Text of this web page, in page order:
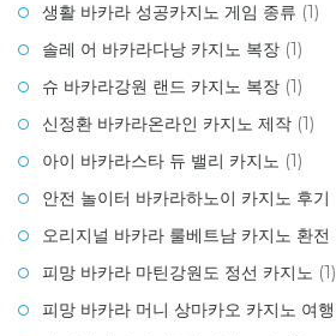
생활 바카라 성공카지노 게임 종류 (1)
솔레 어 바카라다낭 카지노 복장 (1)
슈 바카라강원 랜드 카지노 복장 (1)
신정환 바카라온라인 카지노 제작 (1)
아이 바카라스타 듀 밸리 카지노 (1)
안전 놀이터 바카라하노이 카지노 후기
오리지널 바카라 룰베트남 카지노 환전
피망 바카라 마틴강원도 정선 카지노 (1)
피망 바카라 머니 상마카오 카지노 여행